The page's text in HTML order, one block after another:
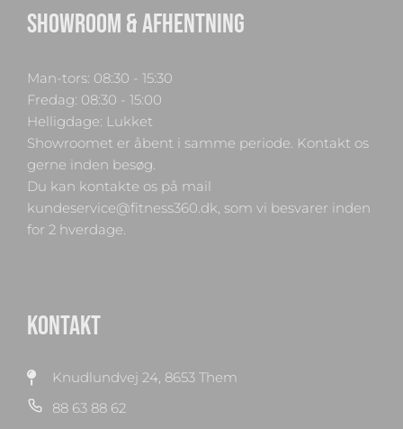
SHOWROOM & AFHENTNING
Man-tors: 08:30 - 15:30
Fredag: 08:30 - 15:00
Helligdage: Lukket
Showroomet er åbent i samme periode. Kontakt os
gerne inden besøg.
Du kan kontakte os på mail
kundeservice@fitness360.dk, som vi besvarer inden
for 2 hverdage.
KONTAKT
Knudlundvej 24, 8653 Them
88 63 88 62